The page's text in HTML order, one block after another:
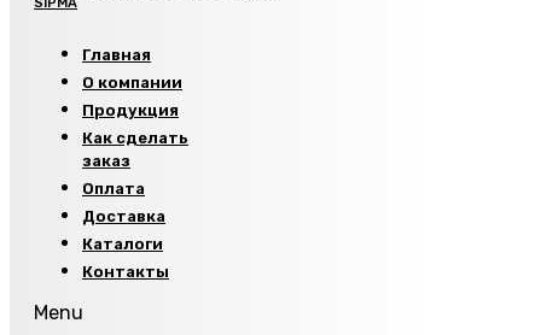
SIPMA
Главная
О компании
Продукция
Как сделать
заказ
Оплата
Доставка
Каталоги
Контакты
Menu